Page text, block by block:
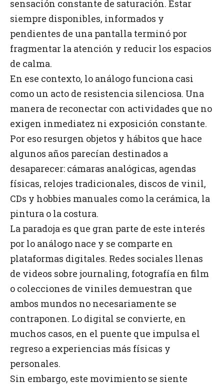
sensación constante de saturación. Estar
siempre disponibles, informados y
pendientes de una pantalla terminó por
fragmentar la atención y reducir los espacios
de calma.
En ese contexto, lo análogo funciona casi
como un acto de resistencia silenciosa. Una
manera de reconectar con actividades que no
exigen inmediatez ni exposición constante.
Por eso resurgen objetos y hábitos que hace
algunos años parecían destinados a
desaparecer: cámaras analógicas, agendas
físicas, relojes tradicionales, discos de vinil,
CDs y hobbies manuales como la cerámica, la
pintura o la costura.
La paradoja es que gran parte de este interés
por lo análogo nace y se comparte en
plataformas digitales. Redes sociales llenas
de videos sobre journaling, fotografía en film
o colecciones de viniles demuestran que
ambos mundos no necesariamente se
contraponen. Lo digital se convierte, en
muchos casos, en el puente que impulsa el
regreso a experiencias más físicas y
personales.
Sin embargo, este movimiento se siente